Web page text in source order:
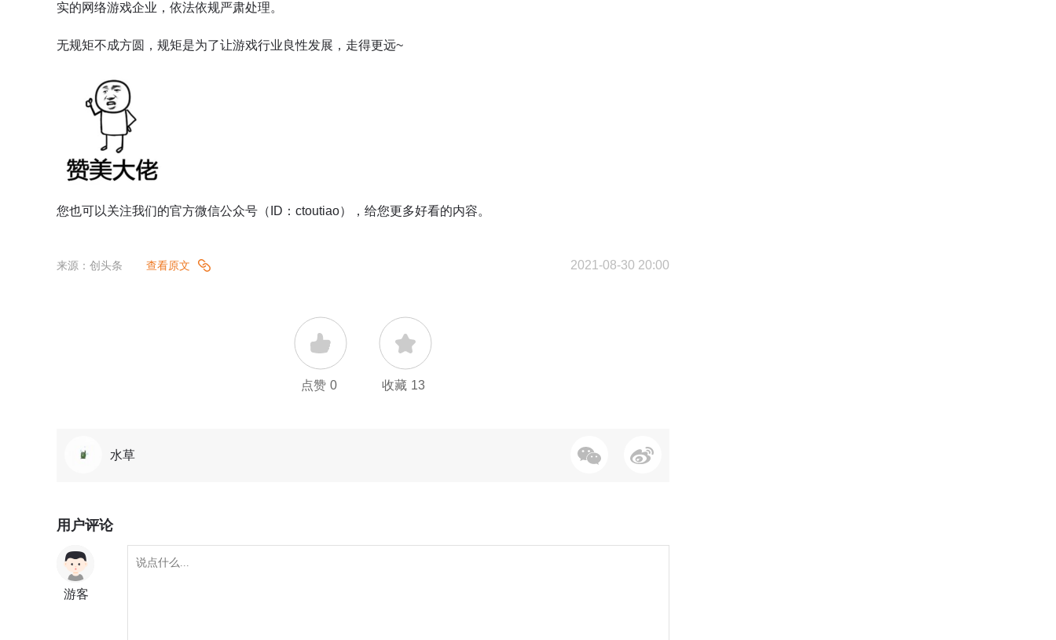
实的网络游戏企业，依法依规严肃处理。
无规矩不成方圆，规矩是为了让游戏行业良性发展，走得更远~
您也可以关注我们的官方微信公众号（ID：ctoutiao），给您更多好看的内容。
来源：创头条 查看原文 2021-08-30 20:00
点赞 0 收藏 13
水草
用户评论
游客